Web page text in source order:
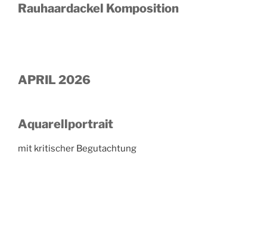
Rauhaardackel Komposition
APRIL 2026
Aquarellportrait
mit kritischer Begutachtung